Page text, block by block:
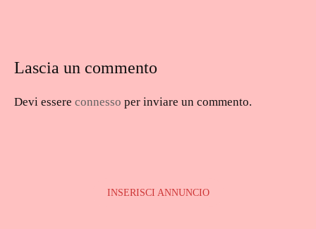
Lascia un commento
Devi essere connesso per inviare un commento.
INSERISCI ANNUNCIO